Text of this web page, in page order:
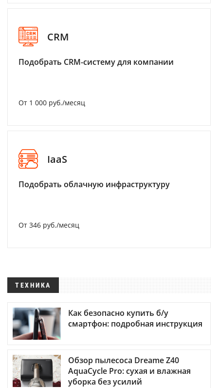
CRM
Подобрать CRM-систему для компании
От 1 000 руб./месяц
IaaS
Подобрать облачную инфраструктуру
От 346 руб./месяц
ТЕХНИКА
Как безопасно купить б/у
смартфон: подробная инструкция
Обзор пылесоса Dreame Z40
AquaCycle Pro: сухая и влажная
уборка без усилий